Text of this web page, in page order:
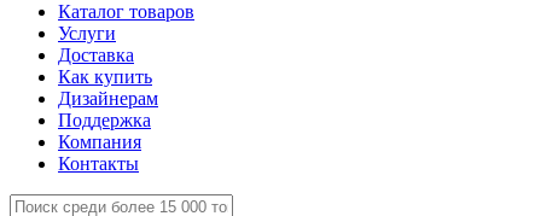
Каталог товаров
Услуги
Доставка
Как купить
Дизайнерам
Поддержка
Компания
Контакты